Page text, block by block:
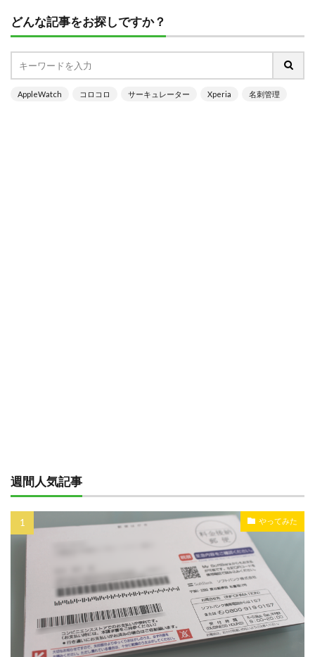
どんな記事をお探しですか？
AppleWatch コロコロ サーキュレーター Xperia 名刺管理
週間人気記事
やってみた